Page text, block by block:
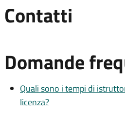
Contatti
Domande
Quali sono i tempi di
licenza?